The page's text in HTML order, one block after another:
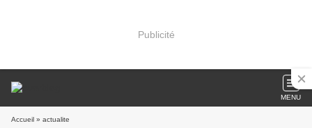
Publicité
MENU
Accueil » actualite